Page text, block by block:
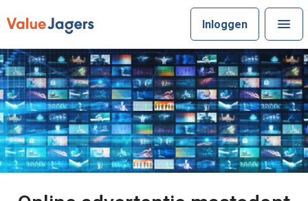
Inloggen